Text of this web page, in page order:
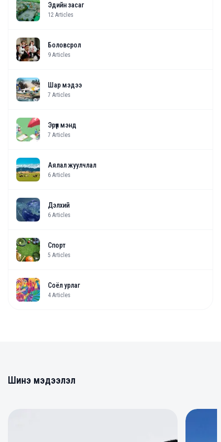
Эдийн засаг
12 Articles
Боловсрол
9 Articles
Шар мэдээ
7 Articles
Эрүүл мэнд
7 Articles
Аялал жуулчлал
6 Articles
Дэлхий
6 Articles
Спорт
5 Articles
Соёл урлаг
4 Articles
Шинэ мэдээлэл